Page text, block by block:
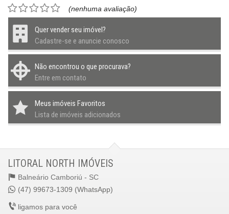
(nenhuma avaliação)
Quer vender seu imóvel?
Cadastre-se e anuncie conosco
Não encontrou o que procurava?
Entre em contato
Meus imóveis Favoritos
Lista de imóveis adicionados
LITORAL NORTH IMÓVEIS
Balneário Camboriú - SC
(47) 99673-1309 (WhatsApp)
ligamos para você